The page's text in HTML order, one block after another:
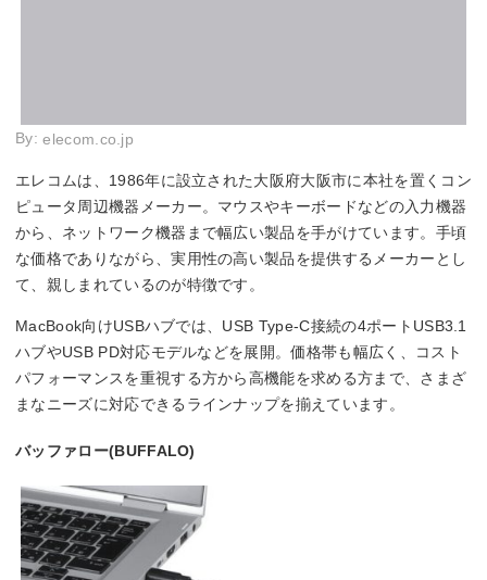
By:elecom.co.jp
エレコムは、1986年に設立された大阪府大阪市に本社を置くコン
ピュータ周辺機器メーカー。マウスやキーボードなどの入力機器
から、ネットワーク機器まで幅広い製品を手がけています。手頃
な価格でありながら、実用性の高い製品を提供するメーカーとし
て、親しまれているのが特徴です。
MacBook向けUSBハブでは、USB Type-C接続の4ポートUSB3.1
ハブやUSB PD対応モデルなどを展開。価格帯も幅広く、コスト
パフォーマンスを重視する方から高機能を求める方まで、さまざ
まなニーズに対応できるラインナップを揃えています。
バッファロー(BUFFALO)